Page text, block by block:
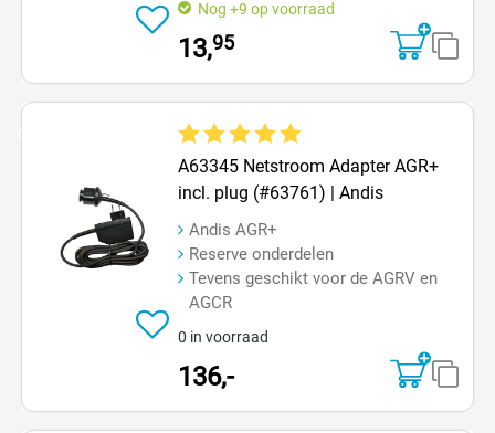
Nog +9 op voorraad
13,95
Op=Op
A63345 Netstroom Adapter AGR+
incl. plug (#63761) | Andis
Andis AGR+
Reserve onderdelen
Tevens geschikt voor de AGRV en
AGCR
0 in voorraad
136,-